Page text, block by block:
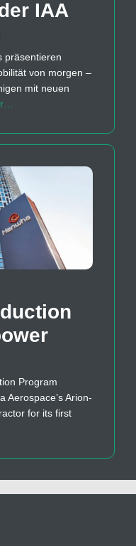
IAA
präsentieren
von morgen –
mit neuen
Program
Aerospace’s Arion-
for its first